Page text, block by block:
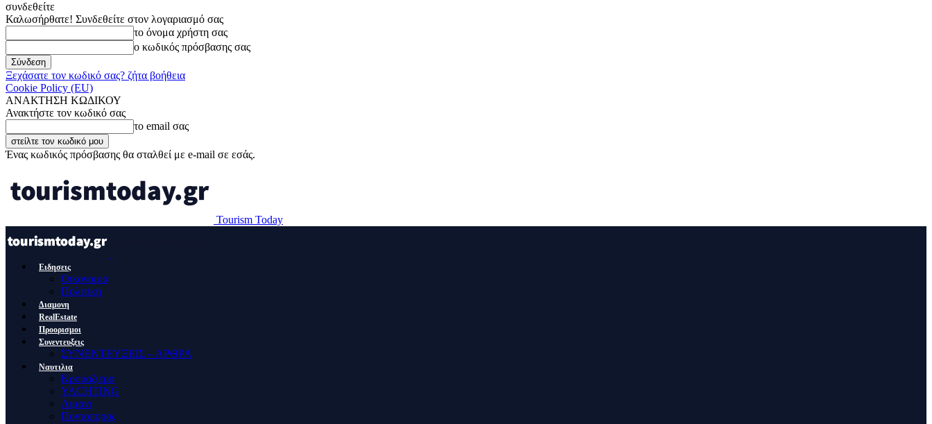
συνδεθείτε
Καλωσήρθατε! Συνδεθείτε στον λογαριασμό σας
το όνομα χρήστη σας
ο κωδικός πρόσβασης σας
Ξεχάσατε τον κωδικό σας? ζήτα βοήθεια
Cookie Policy (EU)
ΑΝΑΚΤΗΣΗ ΚΩΔΙΚΟΥ
Ανακτήστε τον κωδικό σας
το email σας
Ένας κωδικός πρόσβασης θα σταλθεί με e-mail σε εσάς.
Tourism Today
Ειδησεις
Οικονομια
Πολιτικη
Διαμονη
RealEstate
Προορισμοι
Συνεντευξεις
ΣΥΝΕΝΤΕΥΞΕΙΣ – ΑΡΘΡΑ
Ναυτιλια
Κρουαζιερα
YACHTING
Λιμανι
Ποντοπορος